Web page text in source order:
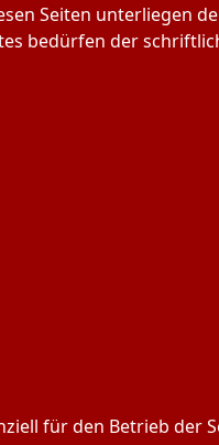
Seiten unterliegen
bedürfen der
für den Betrieb